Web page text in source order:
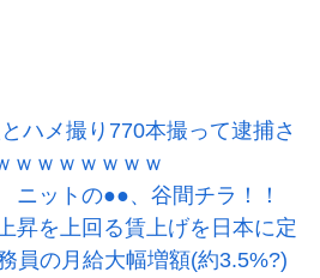
ハメ撮り770本撮って逮捕さ
ｗｗｗｗｗｗｗ
ットの●●、谷間チラ！！
昇を上回る賃上げを日本に定
員の月給大幅増額(約3.5%?)